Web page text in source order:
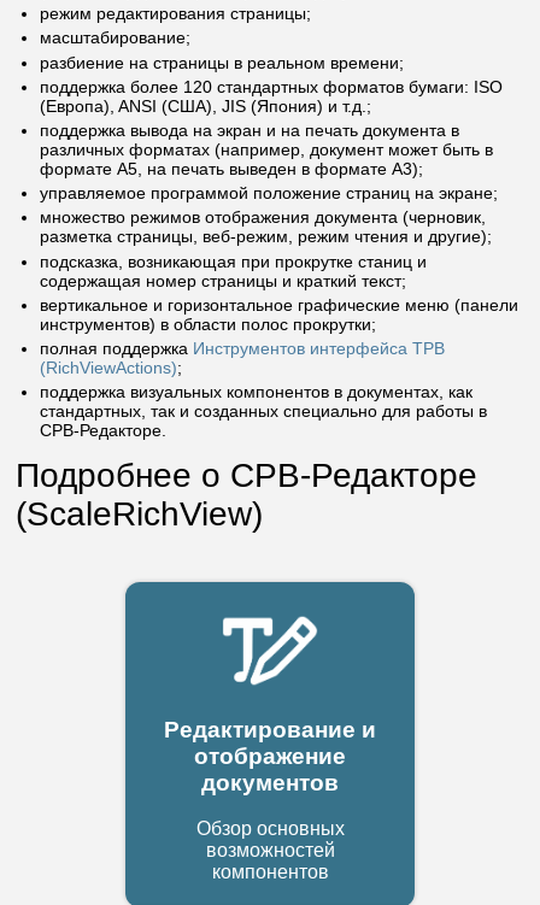
режим редактирования страницы;
масштабирование;
разбиение на страницы в реальном времени;
поддержка более 120 стандартных форматов бумаги: ISO
(Европа), ANSI (США), JIS (Япония) и т.д.;
поддержка вывода на экран и на печать документа в
различных форматах (например, документ может быть в
формате A5, на печать выведен в формате A3);
управляемое программой положение страниц на экране;
множество режимов отображения документа (черновик,
разметка страницы, веб-режим, режим чтения и другие);
подсказка, возникающая при прокрутке станиц и
содержащая номер страницы и краткий текст;
вертикальное и горизонтальное графические меню (панели
инструментов) в области полос прокрутки;
полная поддержка Инструментов интерфейса ТРВ
(RichViewActions);
поддержка визуальных компонентов в документах, как
стандартных, так и созданных специально для работы в
СРВ-Редакторе.
Подробнее о СРВ-Редакторе
(ScaleRichView)
Редактирование и
отображение
документов
Обзор основных
возможностей
компонентов